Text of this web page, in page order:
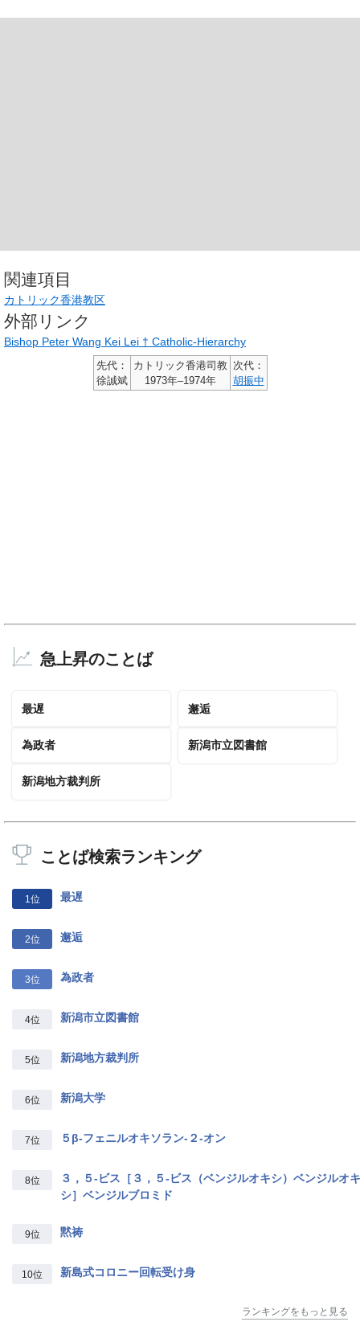
関連項目
カトリック香港教区
外部リンク
Bishop Peter Wang Kei Lei † Catholic-Hierarchy
先代：
徐誠斌
カトリック香港司教
1973年–1974年
次代：
胡振中
急上昇のことば
最遅 邂逅
為政者 新潟市立図書館
新潟地方裁判所
ことば検索ランキング
1位 最遅
2位 邂逅
3位 為政者
4位 新潟市立図書館
5位 新潟地方裁判所
6位 新潟大学
7位 ５β‐フェニルオキソラン‐２‐オン
8位
３，５‐ビス［３，５‐ビス（ベンジルオキシ）ベンジルオキ
シ］ベンジルブロミド
9位 黙祷
10位 新島式コロニー回転受け身
ランキングをもっと見る